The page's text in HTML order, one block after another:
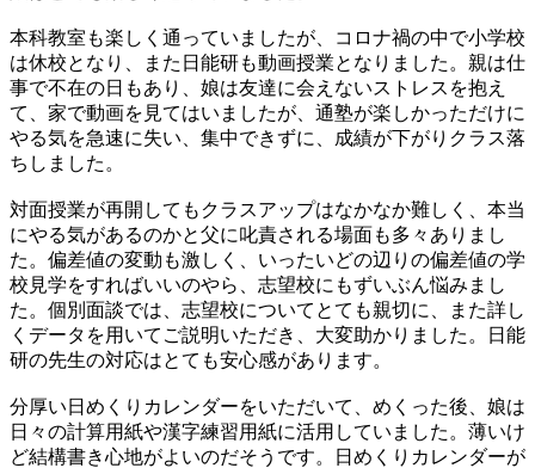
本科教室も楽しく通っていましたが、コロナ禍の中で小学校
は休校となり、また日能研も動画授業となりました。親は仕
事で不在の日もあり、娘は友達に会えないストレスを抱え
て、家で動画を見てはいましたが、通塾が楽しかっただけに
やる気を急速に失い、集中できずに、成績が下がりクラス落
ちしました。
対面授業が再開してもクラスアップはなかなか難しく、本当
にやる気があるのかと父に叱責される場面も多々ありまし
た。偏差値の変動も激しく、いったいどの辺りの偏差値の学
校見学をすればいいのやら、志望校にもずいぶん悩みまし
た。個別面談では、志望校についてとても親切に、また詳し
くデータを用いてご説明いただき、大変助かりました。日能
研の先生の対応はとても安心感があります。
分厚い日めくりカレンダーをいただいて、めくった後、娘は
日々の計算用紙や漢字練習用紙に活用していました。薄いけ
ど結構書き心地がよいのだそうです。日めくりカレンダーが